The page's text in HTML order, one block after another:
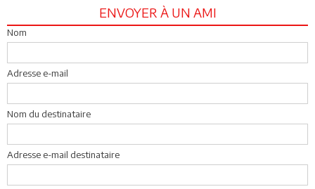
ENVOYER À UN AMI
Nom
Adresse e-mail
Nom du destinataire
Adresse e-mail destinataire